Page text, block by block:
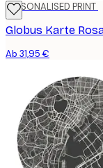
PERSONALISED PRINT
Ab 31,95 €